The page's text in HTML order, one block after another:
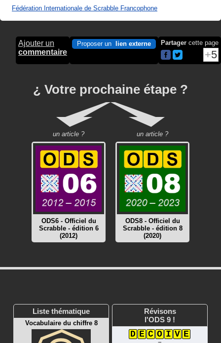
Fédération Internationale de Scrabble Francophone
Ajouter un
commentaire
Proposer un lien externe Partager cette page
5
¿ Votre prochaine étape ?
un article ?
ODS6 - Officiel du
Scrabble - édition 6
(2012)
un article ?
ODS8 - Officiel du
Scrabble - édition 8
(2020)
Liste thématique
Vocabulaire du chiffre 8
Révisons
l'ODS 9 !
D E C O I V E